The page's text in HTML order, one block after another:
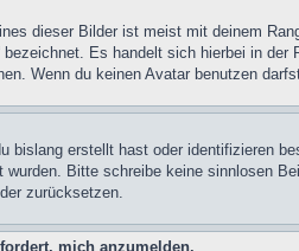
dieser Bilder ist meist mit deinem
Es handelt sich hierbei in
Wenn du keinen Avatar benutzen
erstellt hast oder identifizieren
Bitte schreibe keine sinnlosen
zurücksetzen.
mich anzumelden.